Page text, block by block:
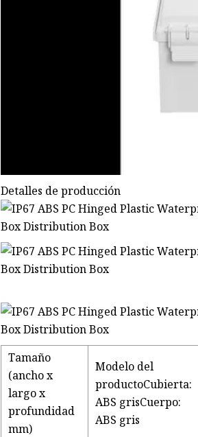
Detalles de producción
Tamaño
(ancho x
largo x
profundidad
mm)
Modelo del
productoCubierta:
ABS grisCuerpo:
ABS gris